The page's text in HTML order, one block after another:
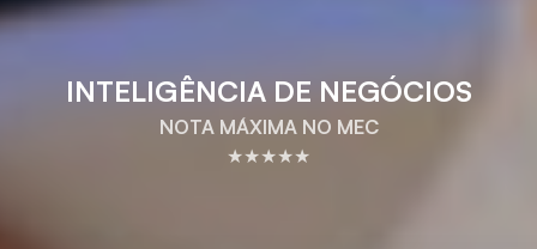
INTELIGÊNCIA DE NEGÓCIOS
NOTA MÁXIMA NO MEC
★★★★★